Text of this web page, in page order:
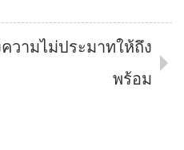
วามไม่ประมาทให้ถึง
พร้อม